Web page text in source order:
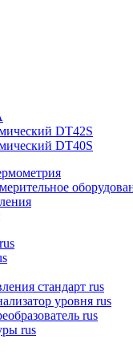
DT42S
DT40S
стандарт rus
уровня rus
rus
rus